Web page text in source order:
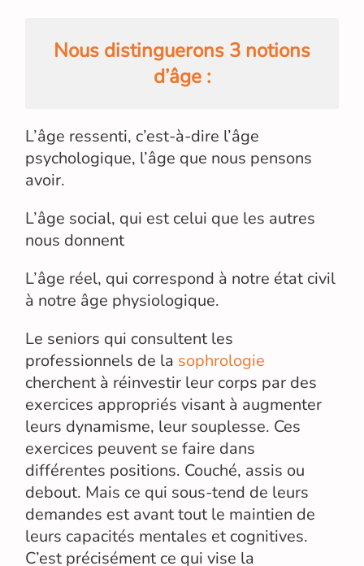
Nous distinguerons 3 notions
d’âge :
L’âge ressenti, c’est-à-dire l’âge
psychologique, l’âge que nous pensons
avoir.
L’âge social, qui est celui que les autres
nous donnent
L’âge réel, qui correspond à notre état civil
à notre âge physiologique.
Le seniors qui consultent les
professionnels de la sophrologie
cherchent à réinvestir leur corps par des
exercices appropriés visant à augmenter
leurs dynamisme, leur souplesse. Ces
exercices peuvent se faire dans
différentes positions. Couché, assis ou
debout. Mais ce qui sous-tend de leurs
demandes est avant tout le maintien de
leurs capacités mentales et cognitives.
C’est précisément ce qui vise la